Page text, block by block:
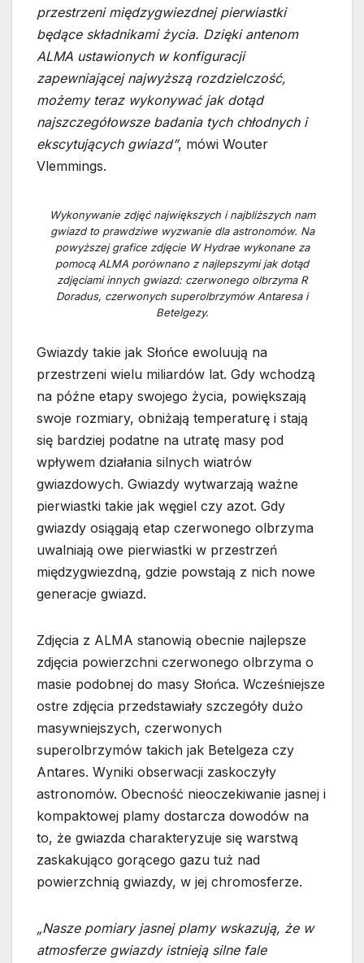
przestrzeni międzygwiezdnej pierwiastki
będące składnikami życia. Dzięki antenom
ALMA ustawionych w konfiguracji
zapewniającej najwyższą rozdzielczość,
możemy teraz wykonywać jak dotąd
najszczegółowsze badania tych chłodnych i
ekscytujących gwiazd”, mówi Wouter
Vlemmings.
Wykonywanie zdjęć największych i najbliższych nam
gwiazd to prawdziwe wyzwanie dla astronomów. Na
powyższej grafice zdjęcie W Hydrae wykonane za
pomocą ALMA porównano z najlepszymi jak dotąd
zdjęciami innych gwiazd: czerwonego olbrzyma R
Doradus, czerwonych superolbrzymów Antaresa i
Betelgezy.
Gwiazdy takie jak Słońce ewoluują na
przestrzeni wielu miliardów lat. Gdy wchodzą
na późne etapy swojego życia, powiększają
swoje rozmiary, obniżają temperaturę i stają
się bardziej podatne na utratę masy pod
wpływem działania silnych wiatrów
gwiazdowych. Gwiazdy wytwarzają ważne
pierwiastki takie jak węgiel czy azot. Gdy
gwiazdy osiągają etap czerwonego olbrzyma
uwalniają owe pierwiastki w przestrzeń
międzygwiezdną, gdzie powstają z nich nowe
generacje gwiazd.
Zdjęcia z ALMA stanowią obecnie najlepsze
zdjęcia powierzchni czerwonego olbrzyma o
masie podobnej do masy Słońca. Wcześniejsze
ostre zdjęcia przedstawiały szczegóły dużo
masywniejszych, czerwonych
superolbrzymów takich jak Betelgeza czy
Antares. Wyniki obserwacji zaskoczyły
astronomów. Obecność nieoczekiwanie jasnej i
kompaktowej plamy dostarcza dowodów na
to, że gwiazda charakteryzuje się warstwą
zaskakująco gorącego gazu tuż nad
powierzchnią gwiazdy, w jej chromosferze.
„Nasze pomiary jasnej plamy wskazują, że w
atmosferze gwiazdy istnieją silne fale